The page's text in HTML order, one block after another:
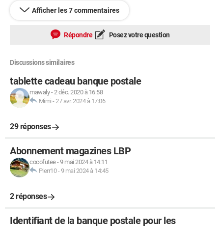
Afficher les 7 commentaires
Répondre Posez votre question
Discussions similaires
tablette cadeau banque postale
mawaly-2 déc. 2020 à 16:58
Mimi -27 avr. 2024 à 17:06
29 réponses
Abonnement magazines LBP
cocofutee-9 mai 2024 à 14:11
Pierr10-9 mai 2024 à 14:45
2 réponses
Identifiant de la banque postale pour les